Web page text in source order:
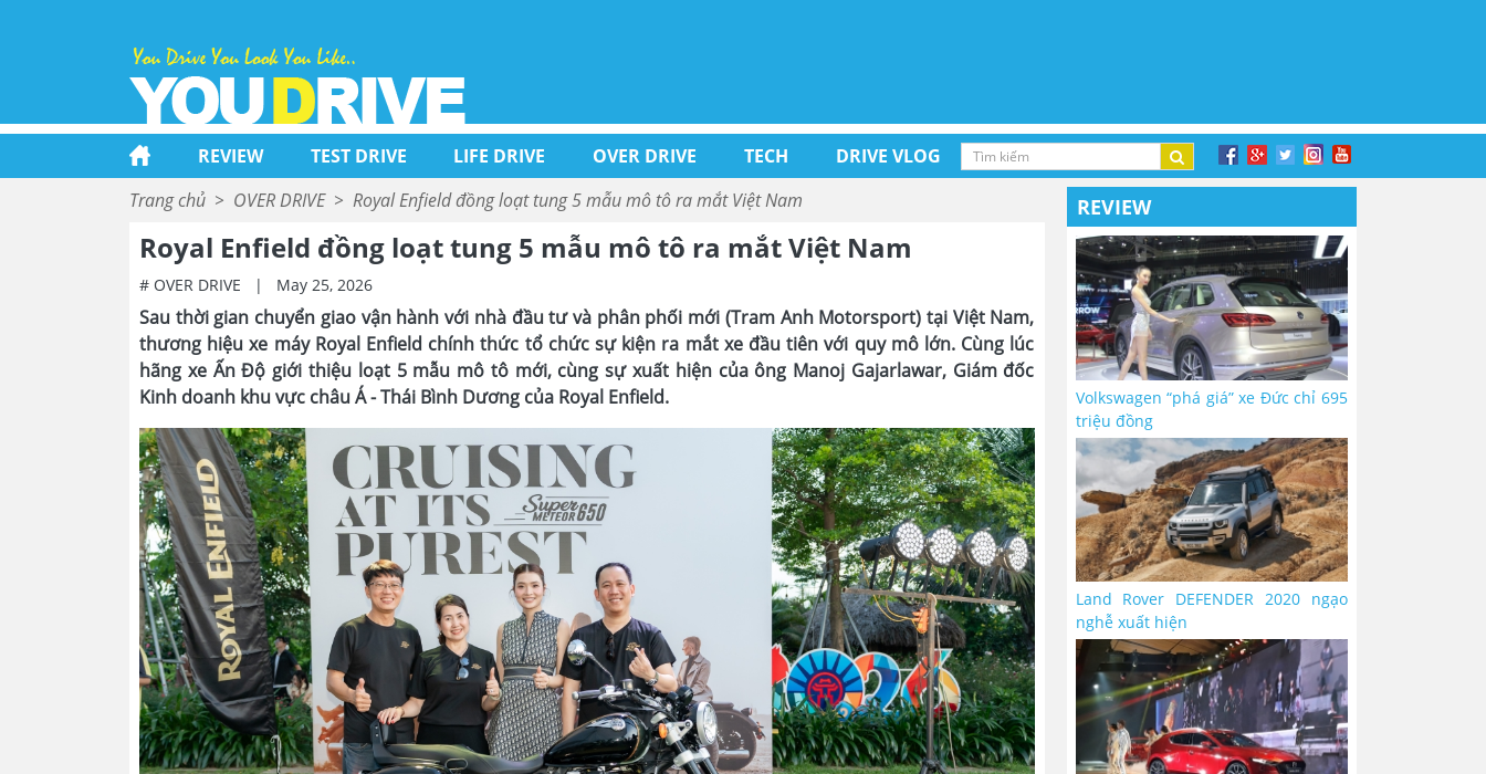
REVIEW TEST DRIVE LIFE DRIVE OVER DRIVE TECH
DRIVE VLOG
Trang chủ > OVER DRIVE > Royal Enfield đồng loạt tung 5 mẫu mô tô ra mắt Việt Nam
Royal Enfield đồng loạt tung 5 mẫu mô tô ra mắt Việt Nam
# OVER DRIVE | May 25, 2026
Sau thời gian chuyển giao vận hành với nhà đầu tư và phân phối mới (Tram Anh Motorsport) tại Việt Nam,
thương hiệu xe máy Royal Enfield chính thức tổ chức sự kiện ra mắt xe đầu tiên với quy mô lớn. Cùng lúc
hãng xe Ấn Độ giới thiệu loạt 5 mẫu mô tô mới, cùng sự xuất hiện của ông Manoj Gajarlawar, Giám đốc
Kinh doanh khu vực châu Á - Thái Bình Dương của Royal Enfield.
REVIEW
Volkswagen “phá giá” xe Đức chỉ 695
triệu đồng
Land Rover DEFENDER 2020 ngạo
nghễ xuất hiện